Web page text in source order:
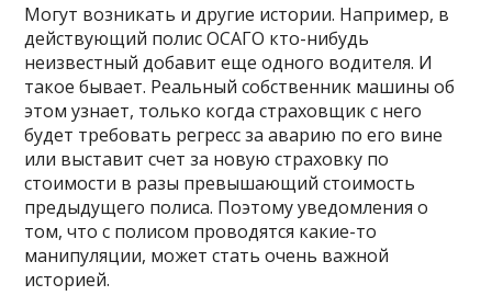
Могут возникать и другие истории. Например, в
действующий полис ОСАГО кто-нибудь
неизвестный добавит еще одного водителя. И
такое бывает. Реальный собственник машины об
этом узнает, только когда страховщик с него
будет требовать регресс за аварию по его вине
или выставит счет за новую страховку по
стоимости в разы превышающий стоимость
предыдущего полиса. Поэтому уведомления о
том, что с полисом проводятся какие-то
манипуляции, может стать очень важной
историей.